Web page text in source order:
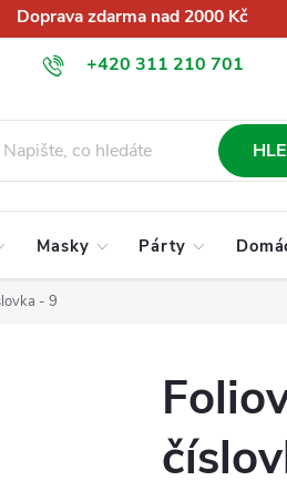
Doprava zdarma nad 2000 Kč
+420 311 210 701
info@globalkralupy.cz
Obchodní podmínky Podmínky
Masky Párty
- 9